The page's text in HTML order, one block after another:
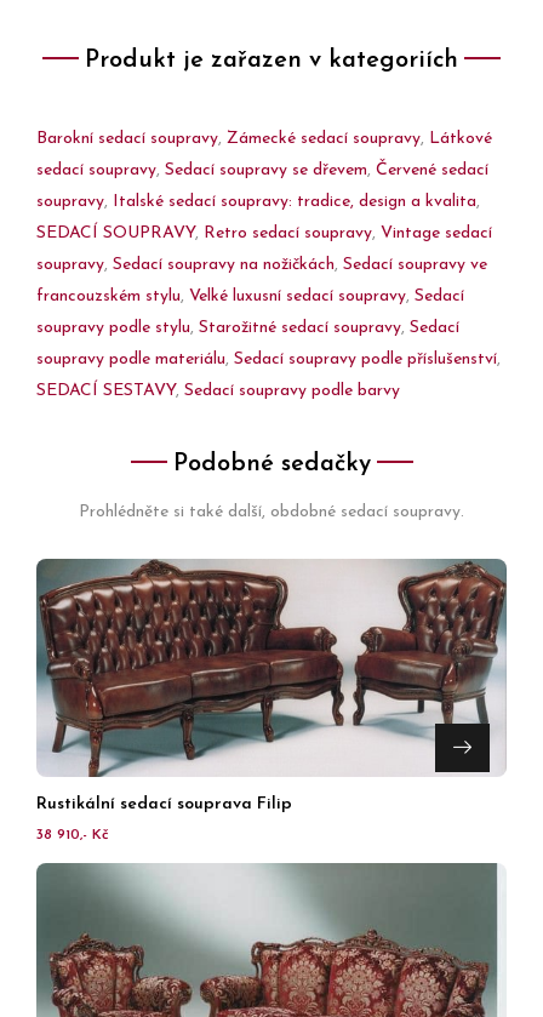
Produkt je zařazen v kategoriích
Barokní sedací soupravy, Zámecké sedací soupravy, Látkové
sedací soupravy, Sedací soupravy se dřevem, Červené sedací
soupravy, Italské sedací soupravy: tradice, design a kvalita,
SEDACÍ SOUPRAVY, Retro sedací soupravy, Vintage sedací
soupravy, Sedací soupravy na nožičkách, Sedací soupravy ve
francouzském stylu, Velké luxusní sedací soupravy, Sedací
soupravy podle stylu, Starožitné sedací soupravy, Sedací
soupravy podle materiálu, Sedací soupravy podle příslušenství,
SEDACÍ SESTAVY, Sedací soupravy podle barvy
Podobné sedačky
Prohlédněte si také další, obdobné sedací soupravy.
Rustikální sedací souprava Filip
38 910,- Kč